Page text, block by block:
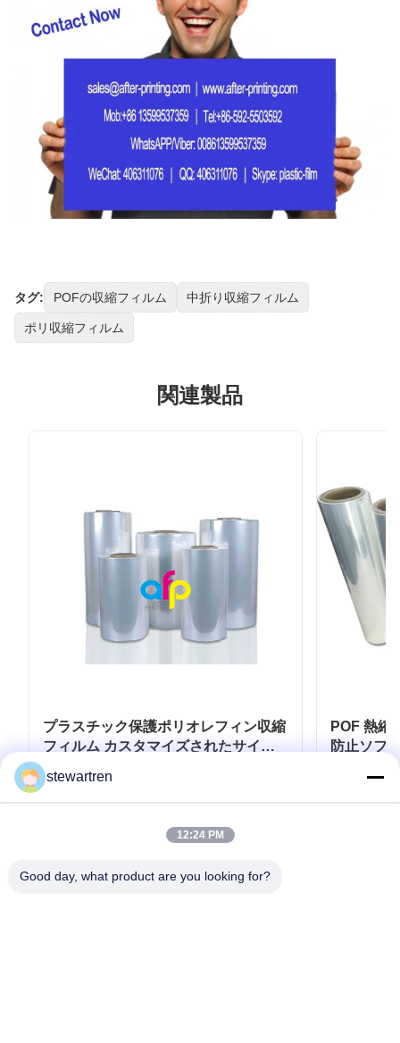
タグ: POFの収縮フィルム 中折り収縮フィルム
ポリ収縮フィルム
関連製品
プラスチック保護ポリオレフィン収縮
フィルム カスタマイズされたサイズ
マルチプルエクストルーション
POF 熱縮
防止ソフ
stewartren
12:24 PM
Good day, what product are you looking for?